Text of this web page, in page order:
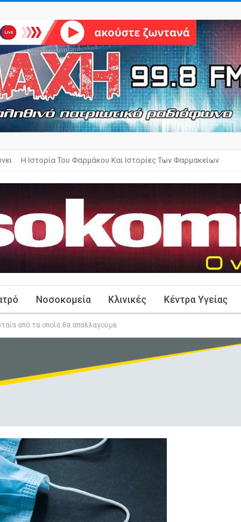
Η Ιστορία Του Φαρμάκου Και Ιστορίες Των Φαρμακείων
Νοσοκομεία Κλινικές Κέντρα Υγείας
από τα οποία θα απαλλαγούμε